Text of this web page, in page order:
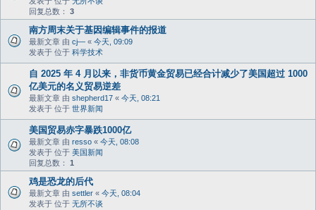
回复总数： 3
南方周末关于基因编辑事件的报道
最新文章 由 cj— « 今天, 09:09
发表于 位于 科学技术
自 2025 年 4 月以来，非货币黄金贸易已经合计减少了美国超过 1000
亿美元的名义贸易逆差
最新文章 由 shepherd17 « 今天, 08:21
发表于 位于 世界新闻
美国贸易赤字暴跌1000亿
最新文章 由 resso « 今天, 08:08
发表于 位于 美国新闻
回复总数： 1
鸡是恐龙的后代
最新文章 由 settler « 今天, 08:04
发表于 位于 无所不谈